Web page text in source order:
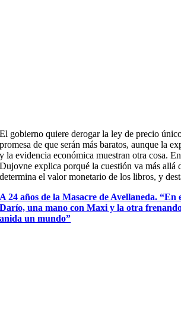
El gobierno quiere derogar la ley de precio
promesa de que serán más baratos, aunque la
y la evidencia económica muestran otra cosa.
Dujovne explica porqué la cuestión va más allá
determina el valor monetario de los libros, y
A 24 años de la Masacre de Avellaneda. “En
Darío, una mano con Maxi y la otra
anida un mundo”